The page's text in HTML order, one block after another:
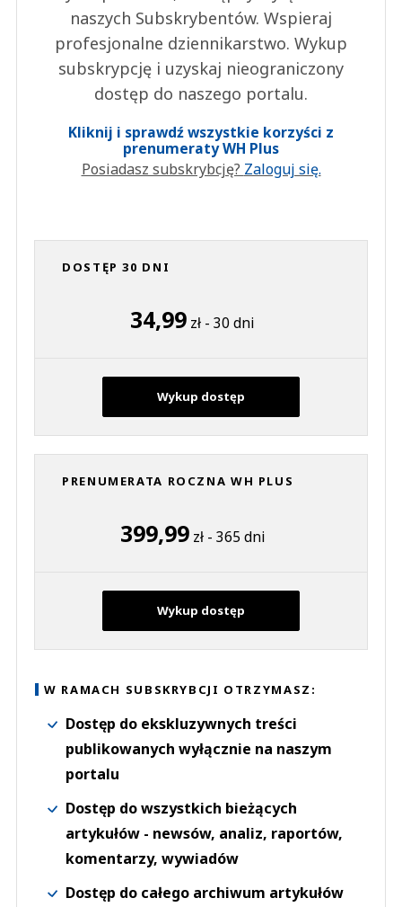
naszych Subskrybentów. Wspieraj
profesjonalne dziennikarstwo. Wykup
subskrypcję i uzyskaj nieograniczony
dostęp do naszego portalu.
Kliknij i sprawdź wszystkie korzyści z
prenumeraty WH Plus
Posiadasz subskrybcję? Zaloguj się.
DOSTĘP 30 DNI
34,99 zł - 30 dni
Wykup dostęp
PRENUMERATA ROCZNA WH PLUS
399,99zł - 365 dni
Wykup dostęp
W RAMACH SUBSKRYBCJI OTRZYMASZ:
Dostęp do ekskluzywnych treści
publikowanych wyłącznie na naszym
portalu
Dostęp do wszystkich bieżących
artykułów - newsów, analiz, raportów,
komentarzy, wywiadów
Dostęp do całego archiwum artykułów